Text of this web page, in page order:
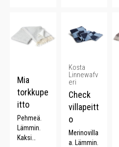
Mia
torkkupe
itto
Pehmeä.
Lämmin.
Kaksi
Kosta
Linnewafv
eri
Check
villapeitt
o
Merinovilla
a. Lämmin.